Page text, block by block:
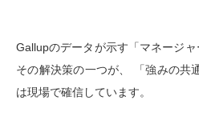
Gallupのデータが示す「マネージャ
その解決策の一つが、 「強みの共
は現場で確信しています。